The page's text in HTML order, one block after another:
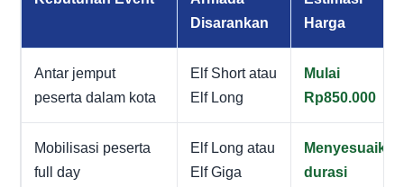
Disarankan
Harga
Antar jemput
peserta dalam kota
Elf Short atau
Elf Long
Mulai
Rp850.000
Mobilisasi peserta
full day
Elf Long atau
Elf Giga
Menyesuaikan
durasi